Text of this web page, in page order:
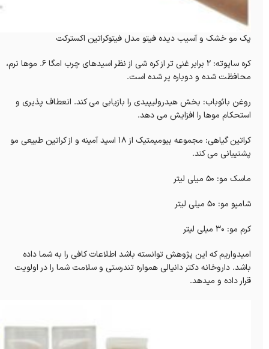
پک مو خشک و آسیب دیده فیتو مدل فیتوکراتین اکسترکت
کره ساپوته: ۲ برابر غنی تر از کره شی از نظر اسیدهای چرب امگا ۶. موها نرم،
محافظت شده و دوباره پر شده است.
روغن بائوباب: بخش هیدرولیپیدی را بازیابی می کند. انعطاف پذیری و
استحکام موها را افزایش می دهد.
کراتین گیاهی: مجموعه بیومیمتیک از ۱۸ اسید آمینه و از کراتین طبیعی مو
پشتیبانی می کند.
ماسک مو: ۵۰ میلی لیتر
شامپو مو: ۵۰ میلی لیتر
کرم مو: ۳۰ میلی لیتر
امیدواریم که این پژوهش توانسته باشد اطلاعات کافی را به شما داده
باشد. داروخانه دکتر دانیالی همواره تندرستی و سلامت شما را در اولویت
قرار داده و میدهد.